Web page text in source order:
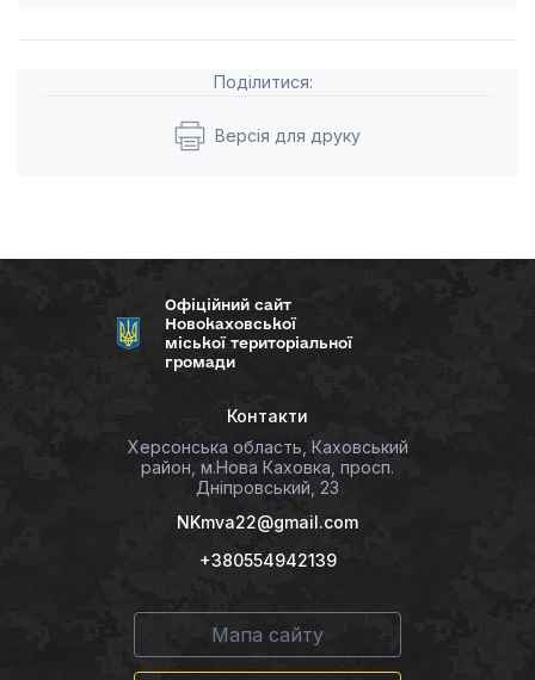
Поділитися:
Версія для друку
Офіційний сайт
Новокаховської
міської територіальної
громади
Контакти
Херсонська область, Каховський
район, м.Нова Каховка, просп.
Дніпровський, 23
NKmva22@gmail.com
+380554942139
Мапа сайту